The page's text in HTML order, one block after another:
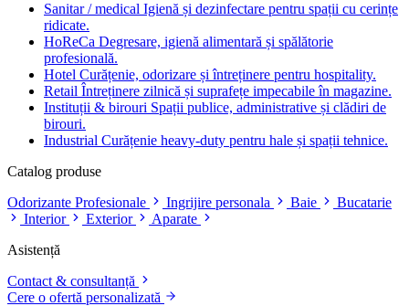
Sanitar / medical Igienă și dezinfectare pentru spații cu cerințe
ridicate.
HoReCa Degresare, igienă alimentară și spălătorie
profesională.
Hotel Curățenie, odorizare și întreținere pentru hospitality.
Retail Întreținere zilnică și suprafețe impecabile în magazine.
Instituții & birouri Spații publice, administrative și clădiri de
birouri.
Industrial Curățenie heavy-duty pentru hale și spații tehnice.
Catalog produse
Odorizante Profesionale
Ingrijire personala Baie
Bucatarie
Interior
Exterior
Aparate
Asistență
Contact & consultanță
Cere o ofertă personalizată